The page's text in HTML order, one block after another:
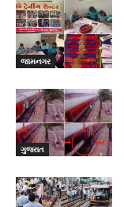
જામનગર
ગુજરાત